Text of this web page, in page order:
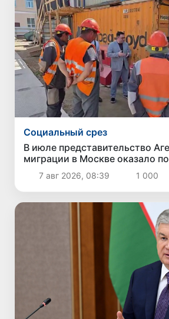
Социальный срез
В июле представительство
миграции в Москве оказало
1,8 тысячам граждан
7 авг 2026, 08:39 1 000